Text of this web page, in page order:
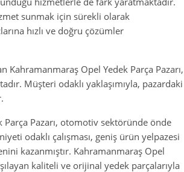
sunmak için sürekli olarak
hızlı ve doğru çözümler
Opel Yedek Parça Pazarı,
Müşteri odaklı yaklaşımıyla, pazardaki
Pazarı, otomotiv sektöründe önde
odaklı çalışması, geniş ürün yelpazesi
kazanmıştır. Kahramanmaraş Opel
kaliteli ve orijinal yedek parçalarıyla